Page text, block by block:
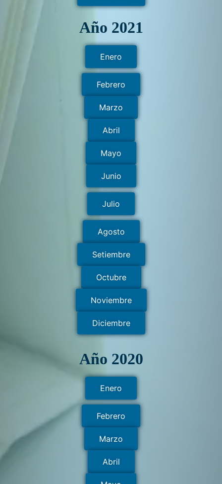
Año 2021
Enero
Febrero
Marzo
Abril
Mayo
Junio
Julio
Agosto
Setiembre
Octubre
Noviembre
Diciembre
Año 2020
Enero
Febrero
Marzo
Abril